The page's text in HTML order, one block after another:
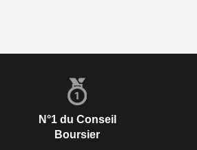
N°1 du Conseil
Boursier